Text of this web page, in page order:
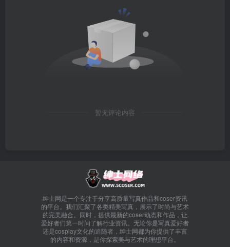
暂无评论内容
绅士网是一个专注于分享高质量写真作品和coser资讯
的平台。我们汇聚了各类精美写真，展示了时尚与艺术
的完美融合。同时，提供最新的coser动态和作品，让
爱好者们第一时间了解行业资讯。无论你是写真爱好者
还是cosplay文化的追随者，绅士网都为你提供了丰富
的内容和资源，是你探索美与艺术的理想平台。